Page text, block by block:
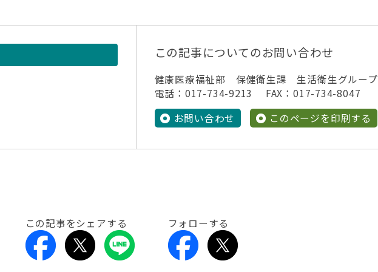
この記事についてのお問い合わせ
健康医療福祉部 保健衛生課 生活衛生グループ
電話：017-734-9213 FAX：017-734-8047
お問い合わせ
このページを印刷する
この記事をシェアする フォローする